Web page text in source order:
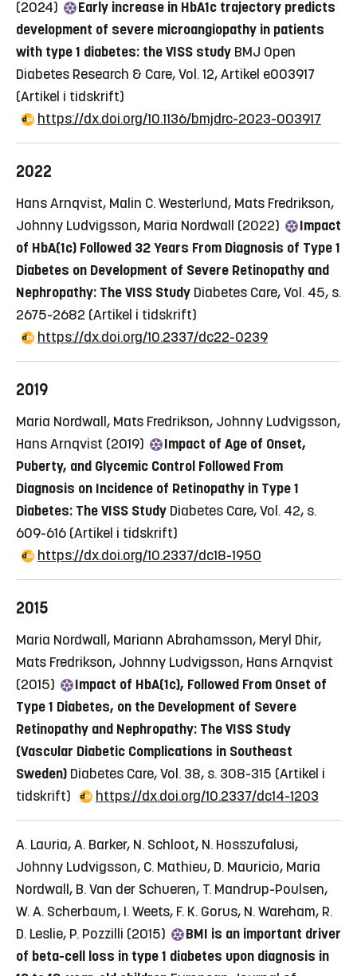
(2024)
Early increase in HbA1c trajectory predicts
development of severe microangiopathy in patients
with type 1 diabetes: the VISS study BMJ Open
Diabetes Research & Care, Vol. 12, Artikel e003917
(Artikel i tidskrift)
https://dx.doi.org/10.1136/bmjdrc-2023-003917
2022
Hans Arnqvist, Malin C. Westerlund, Mats Fredrikson,
Johnny Ludvigsson, Maria Nordwall (2022)
Impact
of HbA(1c) Followed 32 Years From Diagnosis of Type 1
Diabetes on Development of Severe Retinopathy and
Nephropathy: The VISS Study Diabetes Care, Vol. 45, s.
2675-2682 (Artikel i tidskrift)
https://dx.doi.org/10.2337/dc22-0239
2019
Maria Nordwall, Mats Fredrikson, Johnny Ludvigsson,
Hans Arnqvist (2019)
Impact of Age of Onset,
Puberty, and Glycemic Control Followed From
Diagnosis on Incidence of Retinopathy in Type 1
Diabetes: The VISS Study Diabetes Care, Vol. 42, s.
609-616 (Artikel i tidskrift)
https://dx.doi.org/10.2337/dc18-1950
2015
Maria Nordwall, Mariann Abrahamsson, Meryl Dhir,
Mats Fredrikson, Johnny Ludvigsson, Hans Arnqvist
(2015)
Impact of HbA(1c), Followed From Onset of
Type 1 Diabetes, on the Development of Severe
Retinopathy and Nephropathy: The VISS Study
(Vascular Diabetic Complications in Southeast
Sweden) Diabetes Care, Vol. 38, s. 308-315 (Artikel i
tidskrift)
https://dx.doi.org/10.2337/dc14-1203
A. Lauria, A. Barker, N. Schloot, N. Hosszufalusi,
Johnny Ludvigsson, C. Mathieu, D. Mauricio, Maria
Nordwall, B. Van der Schueren, T. Mandrup-Poulsen,
W. A. Scherbaum, I. Weets, F. K. Gorus, N. Wareham, R.
D. Leslie, P. Pozzilli (2015)
BMI is an important driver
of beta-cell loss in type 1 diabetes upon diagnosis in